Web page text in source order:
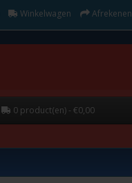
Winkelwagen Afrekenen
0 product(en) - €0,00